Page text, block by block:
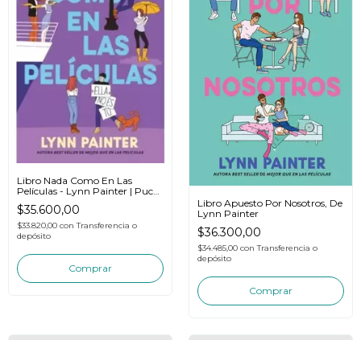
Libro Nada Como En Las
Películas - Lynn Painter | Puck
2025
$35.600,00
$33.820,00 con Transferencia o
depósito
Libro Apuesto Por Nosotros, De
Lynn Painter
$36.300,00
$34.485,00 con Transferencia o
depósito